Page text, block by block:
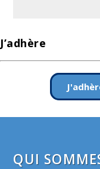
J’adhère
QUI